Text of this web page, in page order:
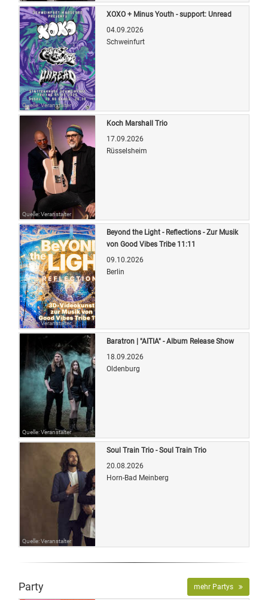
Quelle: Veranstalter
XOXO + Minus Youth - support: Unread
04.09.2026
Schweinfurt
Quelle: Veranstalter
Koch Marshall Trio
17.09.2026
Rüsselsheim
Quelle: Veranstalter
Beyond the Light - Reflections - Zur Musik
von Good Vibes Tribe 11:11
09.10.2026
Berlin
Quelle: Veranstalter
Baratron | "AITIA" - Album Release Show
18.09.2026
Oldenburg
Quelle: Veranstalter
Soul Train Trio - Soul Train Trio
20.08.2026
Horn-Bad Meinberg
Party mehr Partys